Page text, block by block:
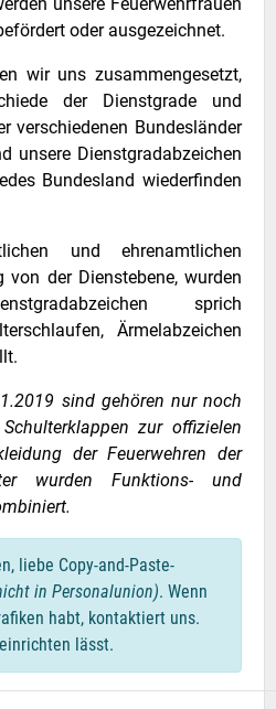
unsere Feuerwehrfrauen
oder ausgezeichnet.
wir uns zusammengesetzt,
der Dienstgrade und
verschiedenen Bundesländer
unsere Dienstgradabzeichen
Bundesland wiederfinden
und ehrenamtlichen
von der Dienstebene, wurden
sprich
Ärmelabzeichen
sind gehören nur noch
zur offizielen
der Feuerwehren der
wurden Funktions- und
liebe Copy-and-Paste-
in Personalunion). Wenn
habt, kontaktiert uns.
lässt.